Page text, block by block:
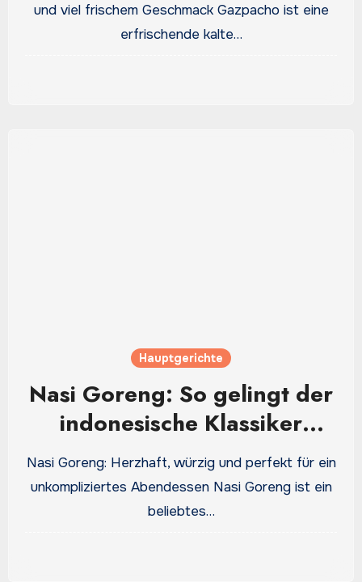
und viel frischem Geschmack Gazpacho ist eine
erfrischende kalte…
Hauptgerichte
Nasi Goreng: So gelingt der
indonesische Klassiker
einfach zu Hause
Nasi Goreng: Herzhaft, würzig und perfekt für ein
unkompliziertes Abendessen Nasi Goreng ist ein
beliebtes…